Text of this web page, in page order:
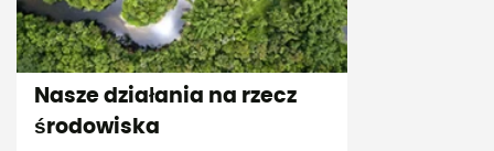
Nasze działania na rzecz
środowiska